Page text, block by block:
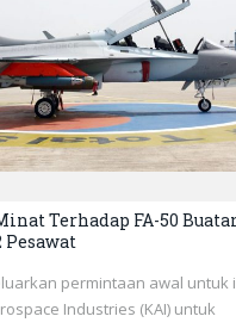
Terhadap FA-50
permintaan awal untuk
Industries (KAI) untuk